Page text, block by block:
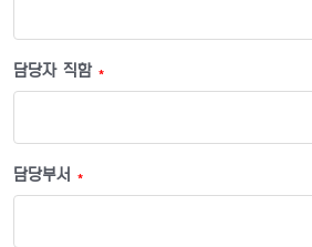
담당자 직함 *
담당부서 *